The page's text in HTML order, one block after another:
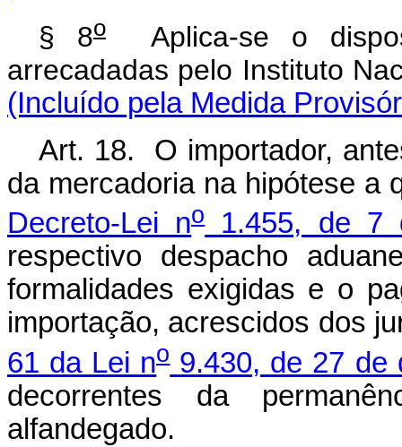
§ 8o Aplica-se o
arrecadadas pelo Instituto
(Incluído pela Medida
Art. 18. O importador,
da mercadoria na hipótese a
Decreto-Lei no1.455, de 7
respectivo despacho
formalidades exigidas e o
importação, acrescidos dos
61 da Lei no9.430, de 27 de
decorrentes da
alfandegado.